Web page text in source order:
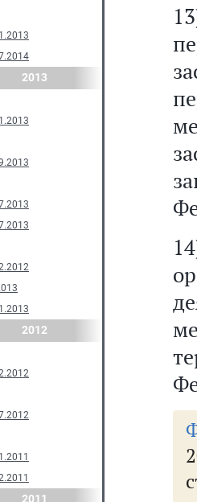
2013
2012
2011